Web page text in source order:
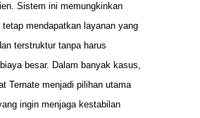
Sistem ini memungkinkan
mendapatkan layanan yang
terstruktur tanpa harus
besar. Dalam banyak kasus,
Ternate menjadi pilihan utama
ingin menjaga kestabilan